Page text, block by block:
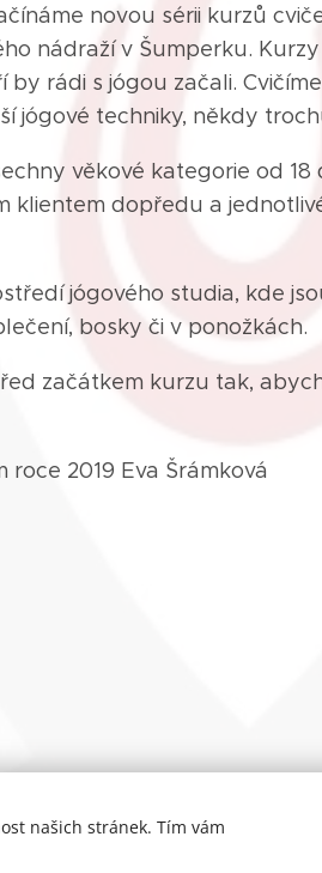
novou sérii kurzů
nádraží v Šumperku.
rádi s jógou začali.
jógové techniky, někdy
věkové kategorie od
klientem dopředu a
jógového studia, kde
bosky či v ponožkách.
začátkem kurzu tak,
roce 2019 Eva Šrámková
© 2015-26 Mgr. Eva
našich stránek. Tím vám